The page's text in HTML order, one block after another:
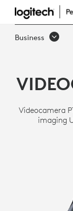
PTZ
RALLY
PER
SALE
Business
Videocamera
imaging